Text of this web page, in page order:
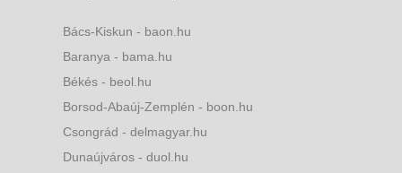
Bács-Kiskun - baon.hu
Baranya - bama.hu
Békés - beol.hu
Borsod-Abaúj-Zemplén - boon.hu
Csongrád - delmagyar.hu
Dunaújváros - duol.hu